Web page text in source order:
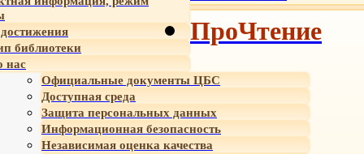
библиотеки
нас
Официальные документы ЦБС
Доступная среда
Защита персональных данных
Информационная безопасность
Независимая оценка качества
ПроЧтение